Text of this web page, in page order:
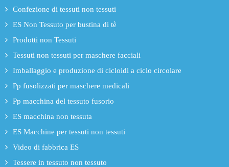
Confezione di tessuti non tessuti
ES Non Tessuto per bustina di tè
Prodotti non Tessuti
Tessuti non tessuti per maschere facciali
Imballaggio e produzione di cicloidi a ciclo circolare
Pp fusolizzati per maschere medicali
Pp macchina del tessuto fusorio
ES macchina non tessuta
ES Macchine per tessuti non tessuti
Video di fabbrica ES
Tessere in tessuto non tessuto